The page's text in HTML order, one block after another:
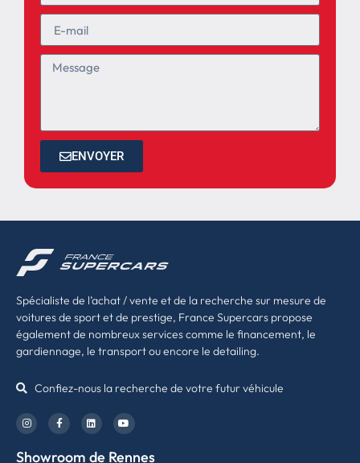
ENVOYER
Spécialiste de l’achat / vente et de la recherche sur mesure de
voitures de sport et de prestige, France Supercars propose
également de nombreux services comme le financement, le
gardiennage, le transport ou encore le detailing.
Confiez-nous la recherche de votre futur véhicule
Showroom de Rennes